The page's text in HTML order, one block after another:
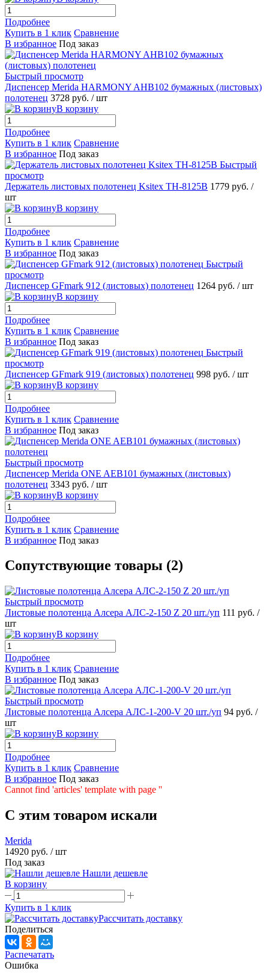
Подробнее
Купить в 1 клик Сравнение
В избранное Под заказ
Быстрый просмотр
Диспенсер Merida HARMONY AHB102 бумажных (листовых)
полотенец 3728 руб. / шт
В корзину
Подробнее
Купить в 1 клик Сравнение
В избранное Под заказ
Быстрый
просмотр
Держатель листовых полотенец Ksitex TH-8125B 1779 руб. /
шт
В корзину
Подробнее
Купить в 1 клик Сравнение
В избранное Под заказ
Быстрый
просмотр
Диспенсер GFmark 912 (листовых) полотенец 1264 руб. / шт
В корзину
Подробнее
Купить в 1 клик Сравнение
В избранное Под заказ
Быстрый
просмотр
Диспенсер GFmark 919 (листовых) полотенец 998 руб. / шт
В корзину
Подробнее
Купить в 1 клик Сравнение
В избранное Под заказ
Быстрый просмотр
Диспенсер Merida ONE AEB101 бумажных (листовых)
полотенец 3343 руб. / шт
В корзину
Подробнее
Купить в 1 клик Сравнение
В избранное Под заказ
Сопутствующие товары (2)
Быстрый просмотр
Листовые полотенца Алсера АЛС-2-150 Z 20 шт./уп 111 руб. /
шт
В корзину
Подробнее
Купить в 1 клик Сравнение
В избранное Под заказ
Быстрый просмотр
Листовые полотенца Алсера АЛС-1-200-V 20 шт./уп 94 руб. /
шт
В корзину
Подробнее
Купить в 1 клик Сравнение
В избранное Под заказ
Cannot find 'articles' template with page ''
C этим товаром искали
Merida
14920 руб. / шт
Под заказ
Нашли дешевле
В корзину
Купить в 1 клик
Рассчитать доставку
Поделиться
Распечатать
Ошибка